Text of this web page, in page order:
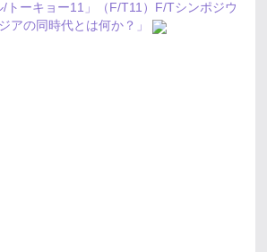
/トーキョー11」（F/T11）F/Tシンポジウ
アの同時代とは何か？」